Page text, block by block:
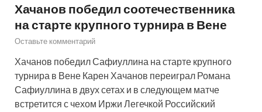
Хачанов победил соотечественника
на старте крупного турнира в Вене
Оставьте комментарий
Хачанов победил Сафиуллина на старте крупного
турнира в Вене Карен Хачанов переиграл Романа
Сафиуллина в двух сетах и в следующем матче
встретится с чехом Иржи Легечкой Российский